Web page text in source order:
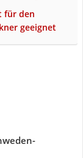
für den
geeignet